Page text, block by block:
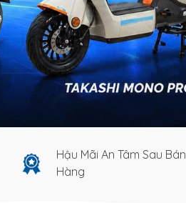
Hậu Mãi An Tâm Sau Bán
Hàng